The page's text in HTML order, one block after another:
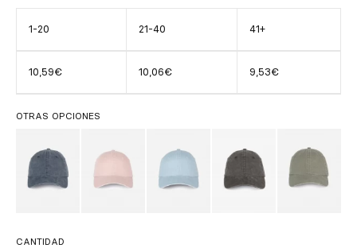
1-20 21-40 41+
10,59€ 10,06€ 9,53€
OTRAS OPCIONES
CANTIDAD